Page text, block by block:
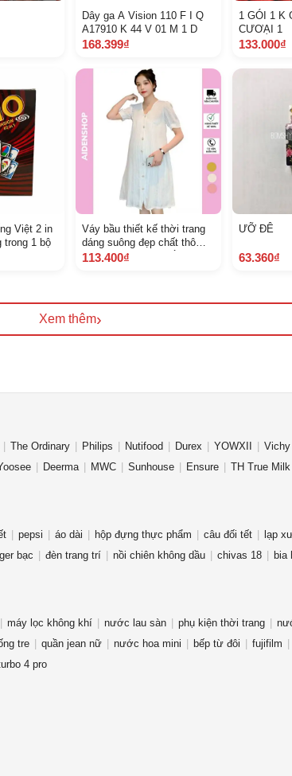
Dây ga A Vision 110 F I Q
A17910 K 44 V 01 M 1 D
168.399₫
1 GÓI 1 K
CƯƠẠI 1
133.000₫
Việt 2 in
trong 1 bộ
Váy bầu thiết kế thời trang
dáng suông đẹp chất thô
hàn 4570 kg màu trắng
113.400₫
ƯỠ ĐÊ
63.360₫
Xem thêm›
The Ordinary Philips Nutifood Durex YOWXII Vichy
Deerma MWC Sunhouse Ensure TH True Milk
pepsi áo dài hộp đựng thực phẩm câu đối tết lạp
bạc đèn trang trí nồi chiên không dầu chivas 18 bia
máy lọc không khí nước lau sàn phụ kiện thời trang
tre quần jean nữ nước hoa mini bếp từ đôi fujifilm
4 pro